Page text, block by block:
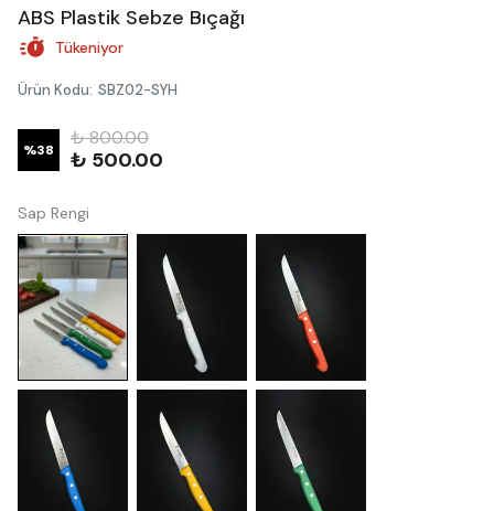
ABS Plastik Sebze Bıçağı
Tükeniyor
Ürün Kodu: SBZ02-SYH
%38
₺ 800.00
₺ 500.00
Sap Rengi